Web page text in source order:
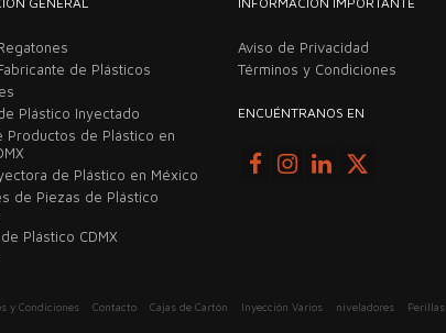
de Plásticos
Plástico Inyectado
Productos de Plástico en
de Plástico en México
de Piezas de Plástico
Plástico CDMX
Aviso de Privacidad
Términos y Condiciones
ENCUÉNTRANOS EN
y Condiciones Contacto Cajas de Cartón Inyección Varios niveladores Perillas